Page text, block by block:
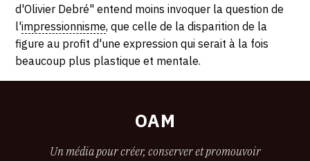
d'Olivier Debré" entend moins invoquer la question de
l'impressionnisme, que celle de la disparition de la
figure au profit d'une expression qui serait à la fois
beaucoup plus plastique et mentale.
OAM
Un média pour créer, conserver et promouvoir